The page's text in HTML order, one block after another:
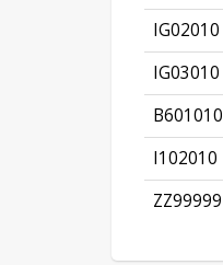
IG02010
IG03010
B601010
I102010
ZZ99999